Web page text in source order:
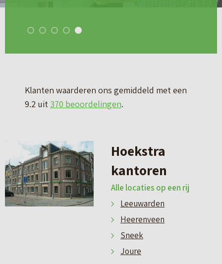
Klanten waarderen ons gemiddeld met een
9.2 uit 370 beoordelingen.
Hoekstra
kantoren
Alle locaties op een rij
Leeuwarden
Heerenveen
Sneek
Joure